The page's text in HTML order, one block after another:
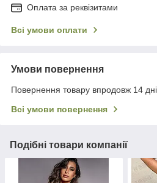
Оплата за реквізитами
Всі умови оплати
Умови повернення
Повернення товару впродовж 14
Всі умови повернення
Подібні товари компанії